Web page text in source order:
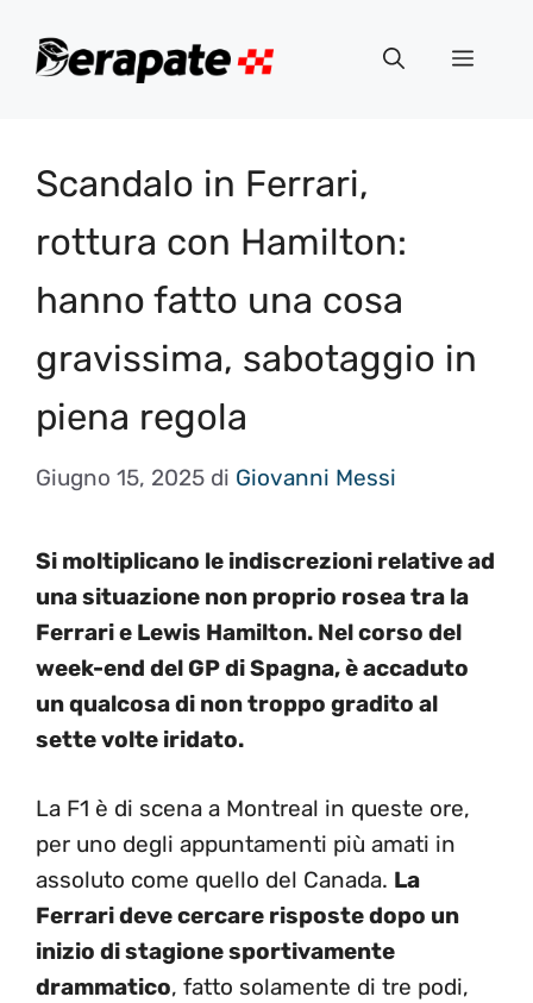
Menu
Scandalo in Ferrari,
rottura con Hamilton:
hanno fatto una cosa
gravissima, sabotaggio in
piena regola
Giugno 15, 2025 di Giovanni Messi
Si moltiplicano le indiscrezioni relative ad
una situazione non proprio rosea tra la
Ferrari e Lewis Hamilton. Nel corso del
week-end del GP di Spagna, è accaduto
un qualcosa di non troppo gradito al
sette volte iridato.
La F1 è di scena a Montreal in queste ore,
per uno degli appuntamenti più amati in
assoluto come quello del Canada. La
Ferrari deve cercare risposte dopo un
inizio di stagione sportivamente
drammatico, fatto solamente di tre podi,